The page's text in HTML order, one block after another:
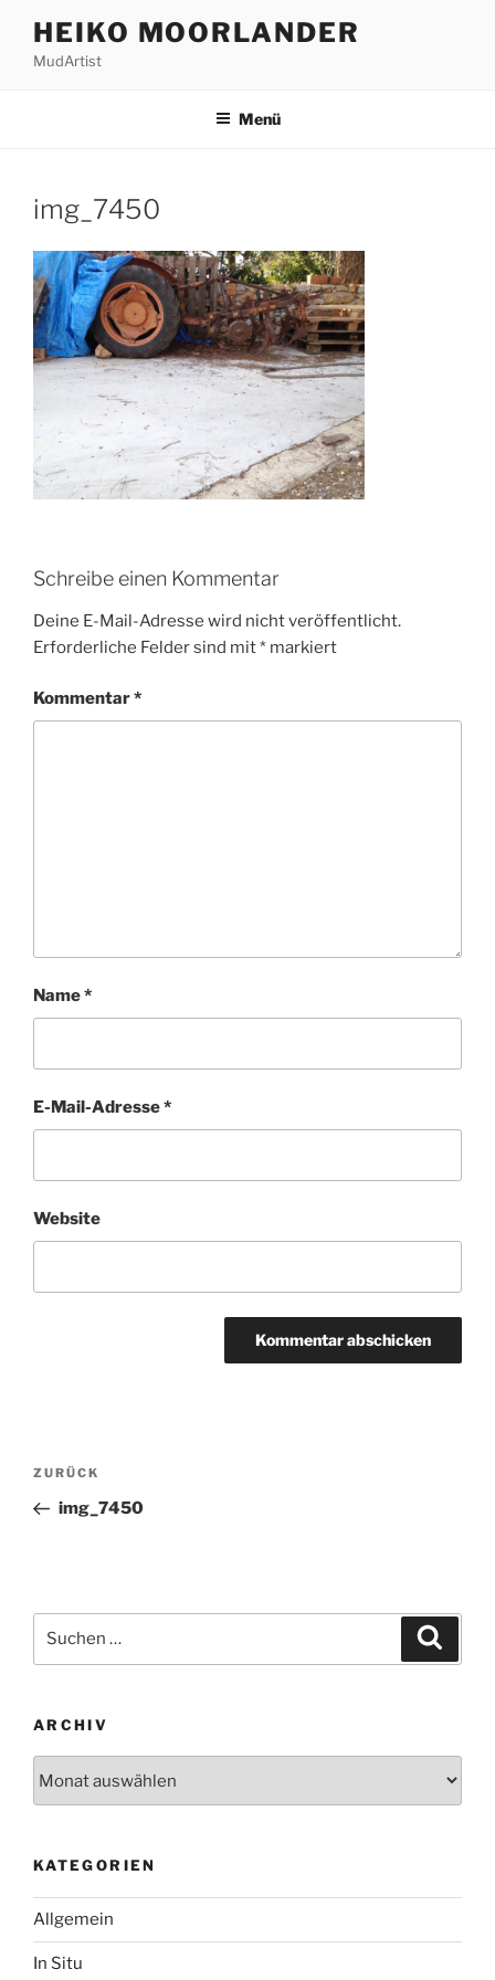
Inhalt
springen
HEIKO MOORLANDER
MudArtist
Menü
img_7450
Schreibe einen Kommentar
Deine E-Mail-Adresse wird nicht veröffentlicht.
Erforderliche Felder sind mit* markiert
Kommentar*
Name*
E-Mail-Adresse*
Website
Beitragsnavigation
Vorheriger
Beitrag
ZURÜCK
img_7450
nach:
ARCHIV
KATEGORIEN
Allgemein
In Situ